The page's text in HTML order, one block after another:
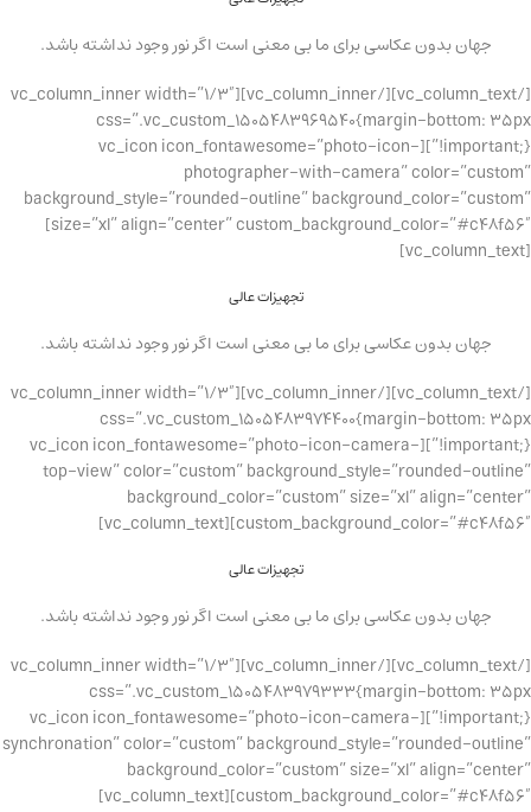
جهان بدون عکاسی برای ما بی معنی است اگر نور وجود نداشته باشد.
[/vc_column_text][/vc_column_inner][vc_column_inner width=”1/3″
css=”.vc_custom_1505483969540{margin-bottom: 35px
!important;}”][vc_icon icon_fontawesome=”photo-icon-
photographer-with-camera” color=”custom”
background_style=”rounded-outline” background_color=”custom”
size=”xl” align=”center” custom_background_color=”#c48f56″]
[vc_column_text]
تجهیزات عالی
جهان بدون عکاسی برای ما بی معنی است اگر نور وجود نداشته باشد.
[/vc_column_text][/vc_column_inner][vc_column_inner width=”1/3″
css=”.vc_custom_1505483974400{margin-bottom: 35px
!important;}”][vc_icon icon_fontawesome=”photo-icon-camera-
top-view” color=”custom” background_style=”rounded-outline”
background_color=”custom” size=”xl” align=”center”
custom_background_color=”#c48f56″][vc_column_text]
تجهیزات عالی
جهان بدون عکاسی برای ما بی معنی است اگر نور وجود نداشته باشد.
[/vc_column_text][/vc_column_inner][vc_column_inner width=”1/3″
css=”.vc_custom_1505483979333{margin-bottom: 35px
!important;}”][vc_icon icon_fontawesome=”photo-icon-camera-
synchronation” color=”custom” background_style=”rounded-outline”
background_color=”custom” size=”xl” align=”center”
custom_background_color=”#c48f56″][vc_column_text]